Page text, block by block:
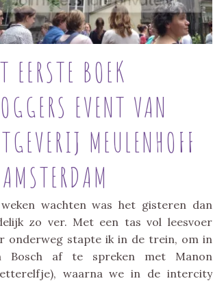
EERSTE BOEK
EVENT VAN
MEULENHOFF
wachten was het gisteren dan
zo ver. Met een tas vol leesvoer
onderweg stapte ik in de trein, om in
Bosch af te spreken met Manon
waarna we in de intercity